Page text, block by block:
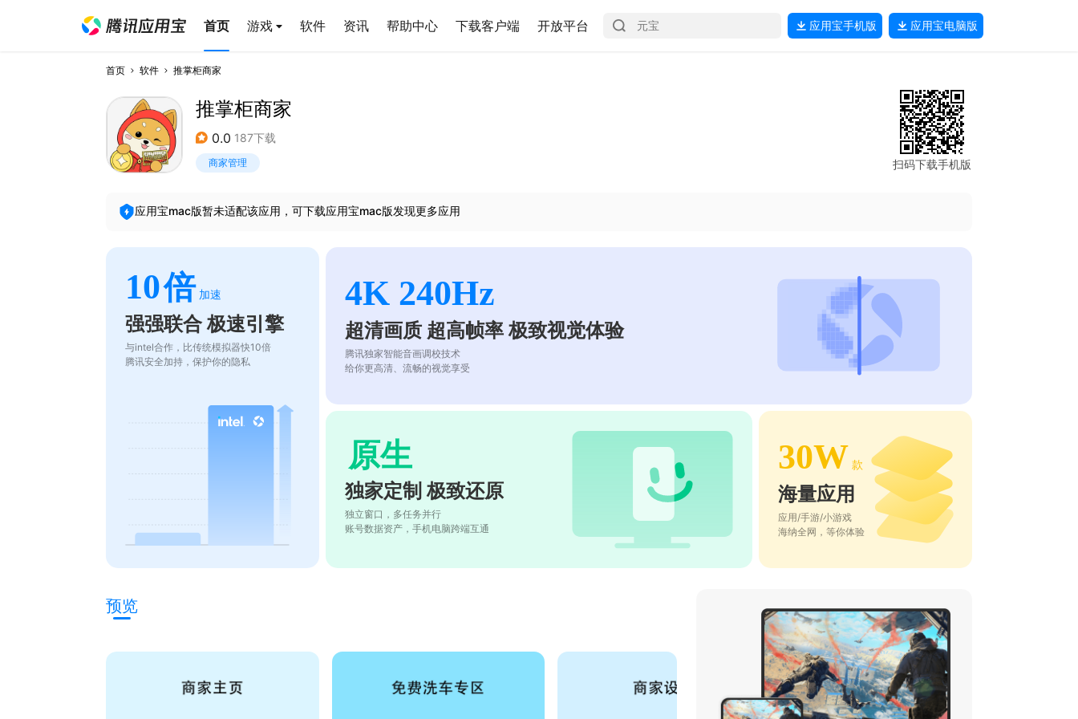
首页 游戏 软件 资讯 帮助中心 下载客户端 开放平台 应用宝手机版 应用宝电脑版
首页 软件 推掌柜商家
推掌柜商家
0.0 187下载
商家管理 扫码下载手机版
应用宝mac版暂未适配该应用，可下载应用宝mac版发现更多应用
10倍 加速
强强联合 极速引擎
与intel合作，比传统模拟器快10倍
腾讯安全加持，保护你的隐私
4K 240Hz
超清画质 超高帧率 极致视觉体验
腾讯独家智能音画调校技术
给你更高清、流畅的视觉享受
原生
独家定制 极致还原
独立窗口，多任务并行
账号数据资产，手机电脑跨端互通
30W 款
海量应用
应用/手游/小游戏
海纳全网，等你体验
预览